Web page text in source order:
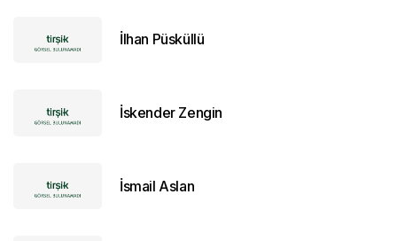
İlhan Püsküllü
İskender Zengin
İsmail Aslan